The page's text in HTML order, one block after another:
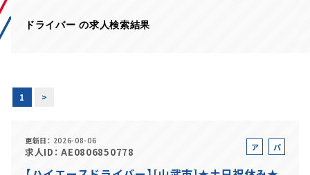
ドライバー の求人検索結果
1 >
更新日 2026-08-06
求人ID AE0806850778
ア
パ